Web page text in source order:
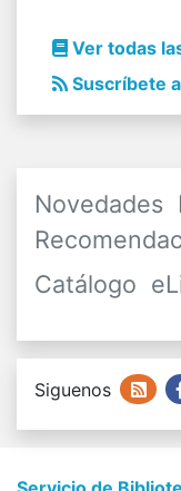
Ver todas
Suscríbete a
Novedades
Catálogo
Siguenos